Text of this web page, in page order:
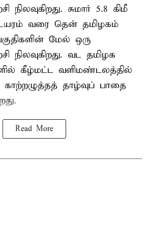
சுமார் 5.8 கிமீ
வரை தென் தமிழகம்
மேல் ஒரு
நிலவுகிறது. வட தமிழக
கீழ்மட்ட வளிமண்டலத்தில்
தாழ்வுப் பாதை
Read More